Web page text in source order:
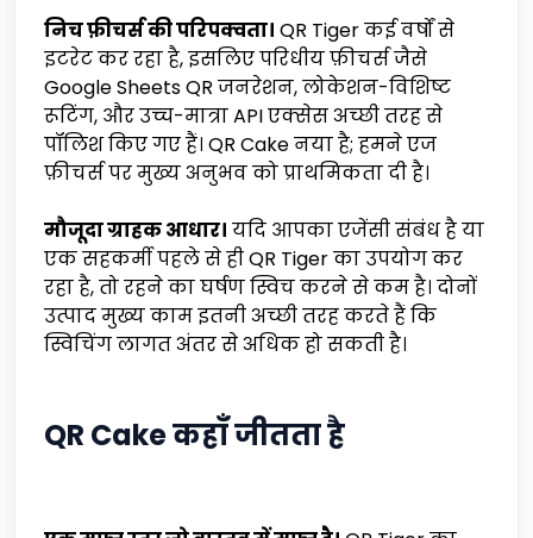
निच फ़ीचर्स की परिपक्वता। QR Tiger कई वर्षों से
इटरेट कर रहा है, इसलिए परिधीय फ़ीचर्स जैसे
Google Sheets QR जनरेशन, लोकेशन-विशिष्ट
रूटिंग, और उच्च-मात्रा API एक्सेस अच्छी तरह से
पॉलिश किए गए हैं। QR Cake नया है; हमने एज
फ़ीचर्स पर मुख्य अनुभव को प्राथमिकता दी है।
मौजूदा ग्राहक आधार। यदि आपका एजेंसी संबंध है या
एक सहकर्मी पहले से ही QR Tiger का उपयोग कर
रहा है, तो रहने का घर्षण स्विच करने से कम है। दोनों
उत्पाद मुख्य काम इतनी अच्छी तरह करते हैं कि
स्विचिंग लागत अंतर से अधिक हो सकती है।
QR Cake कहाँ जीतता है